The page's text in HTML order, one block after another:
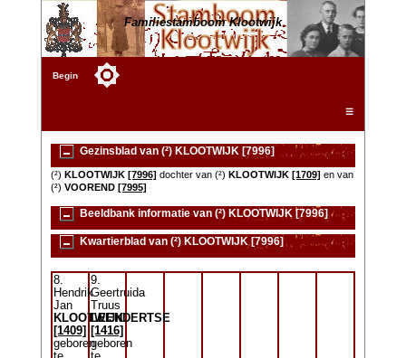
Familiestamboom Klootwijk
Begin
☰
Gezinsblad van (²) KLOOTWIJK [7996]
(²) KLOOTWIJK [7996] dochter van (²) KLOOTWIJK [1709] en van
(²) VOOREND [7995]
Beeldbank informatie van (²) KLOOTWIJK [7996]
Kwartierblad van (²) KLOOTWIJK [7996]
8.
Hendrik
Jan
KLOOTWIJK
[1409]
geboren
9.
Geertruida
Truus
LEENDERTSE
[1416]
geboren